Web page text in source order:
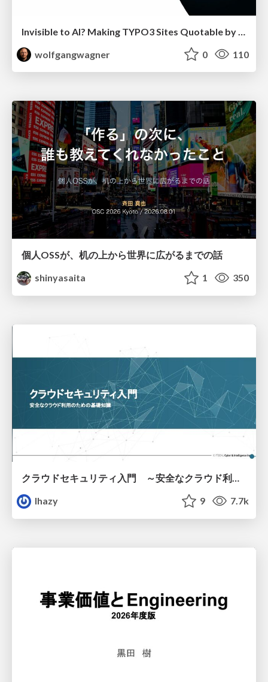
wolfgangwagner
0 110
個人OSSが、机の上から世界に広がるまでの話
shinyasaita
1 350
クラウドセキュリティ入門 ～安全なクラウド利用のための基礎知識～
lhazy
9 7.7k